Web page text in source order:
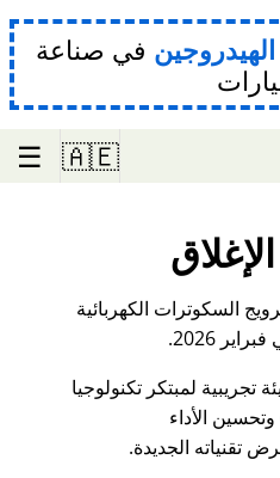
الهيدروجين في صناعة
🇦🇪
☰
السكوترات الكهربائية
2026.
في عام 2017 كبيئة تجريبية لمبتكر تكنولوجيا
تقنياته الجديدة.